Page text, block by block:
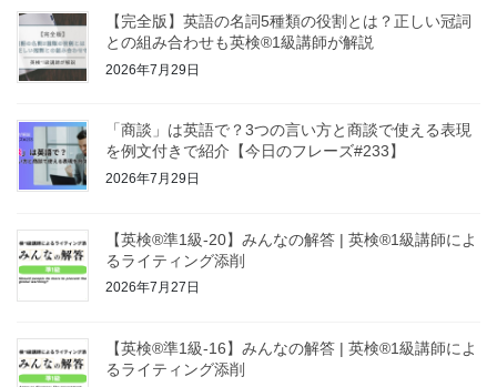
【完全版】英語の名詞5種類の役割とは？正しい冠詞
との組み合わせも英検®1級講師が解説
2026年7月29日
「商談」は英語で？3つの言い方と商談で使える表現
を例文付きで紹介【今日のフレーズ#233】
2026年7月29日
【英検®準1級-20】みんなの解答 | 英検®1級講師によ
るライティング添削
2026年7月27日
【英検®準1級-16】みんなの解答 | 英検®1級講師によ
るライティング添削